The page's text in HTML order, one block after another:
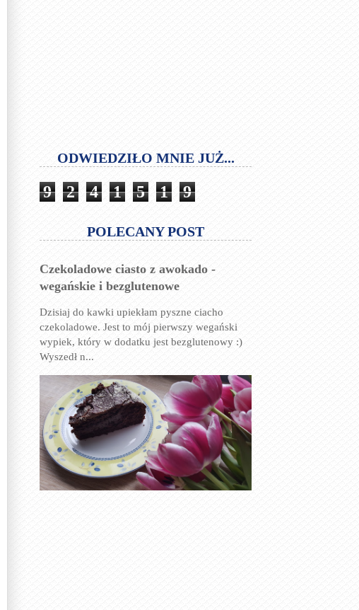
ODWIEDZIŁO MNIE JUŻ...
9 2 4 1 5 1 9
POLECANY POST
Czekoladowe ciasto z awokado -
wegańskie i bezglutenowe
Dzisiaj do kawki upiekłam pyszne ciacho
czekoladowe. Jest to mój pierwszy wegański
wypiek, który w dodatku jest bezglutenowy :)
Wyszedł n...